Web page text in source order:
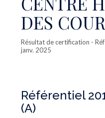
DES
Résultat de certification -
janv. 2025
Référentiel
(A)